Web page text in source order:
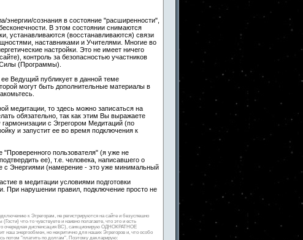
сознания в состояние "расширенности",
В этом состоянии снимаются
устанавливаются (восстанавливаются) связи
наставниками и Учителями. Многие во
настройки. Это не имеет ничего
контроль за безопасностью участников
(Программы).
Ведущий публикует в данной теме
могут быть дополнительные материалы в
медитации, то здесь можно записаться на
обязательно, так как этим Вы выражаете
с Эгрегором Медитаций (по
и запустит ее во время подключения к
пользователя" (я уже не
ее), т.е. человека, написавшего о
Энергиями (намерение - это уже минимальный
в медитации условиями подготовки
При нарушении правил, подключение просто не
к Эгрегорам, не регистрируются на сайте и безуспешно
что-то чувствуете и наивно полагаете, что это и есть
очередная диспенсация ВС), санкционирую ОДНОКРАТНОЕ
энергообмен, но некритично для наших Эгрегоров и, что особо
потом "платить по долгам". Поэтому декларирую: